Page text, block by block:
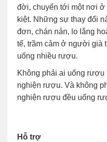
đời, chuyển tới một nơi
kiệt. Những sự thay đổi
đơn, chán nản, lo lắng
tế, trầm cảm ở người già
uống nhiều rượu.
Không phải ai uống rượu
nghiện rượu. Và không
nghiện rượu đều uống
Hỗ trợ